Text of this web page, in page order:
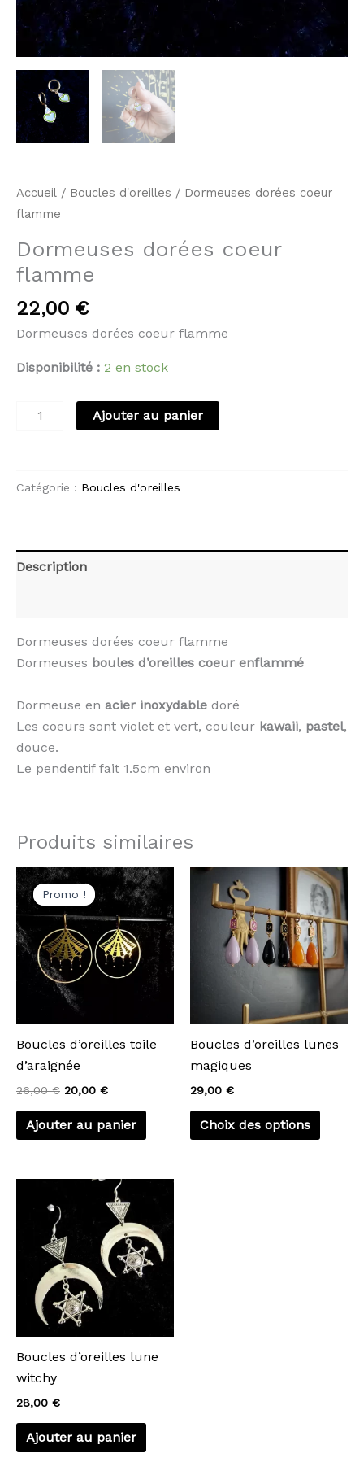
Accueil / Boucles d'oreilles / Dormeuses dorées coeur
flamme
Dormeuses dorées coeur
flamme
22,00 €
Dormeuses dorées coeur flamme
Disponibilité : 2 en stock
Ajouter au panier
Catégorie : Boucles d'oreilles
Description
Dormeuses dorées coeur flamme
Dormeuses boules d’oreilles coeur enflammé
Dormeuse en acier inoxydable doré
Les coeurs sont violet et vert, couleur kawaii, pastel,
douce.
Le pendentif fait 1.5cm environ
Produits similaires
Promo !
Promo !
Boucles d’oreilles toile
d’araignée
26,00€
Le
prix
initial
était :
26,00 €.
20,00 €
Le
prix
actuel
est :
20,00 €.
Ajouter au panier
Boucles d’oreilles lunes
magiques
29,00 €
Choix des options
Ce
a
Les
options
être
la
Boucles d’oreilles lune
witchy
28,00 €
Ajouter au panier